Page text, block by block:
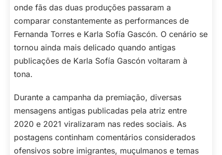
onde fãs das duas produções passaram a
comparar constantemente as performances de
Fernanda Torres e Karla Sofía Gascón. O cenário se
tornou ainda mais delicado quando antigas
publicações de Karla Sofía Gascón voltaram à
tona.
Durante a campanha da premiação, diversas
mensagens antigas publicadas pela atriz entre
2020 e 2021 viralizaram nas redes sociais. As
postagens continham comentários considerados
ofensivos sobre imigrantes, muçulmanos e temas